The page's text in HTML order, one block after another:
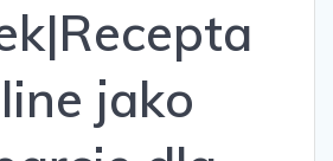
jako